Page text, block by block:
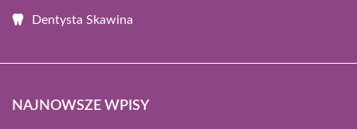
Dentysta Skawina
NAJNOWSZE WPISY